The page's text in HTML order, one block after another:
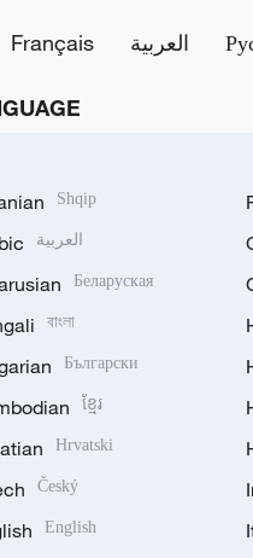
Français العربية
Shqip
العربية
Беларуская
বাংলা
Български
ខ្មែរ
Hrvatski
Český
English